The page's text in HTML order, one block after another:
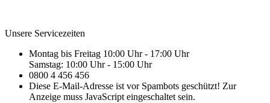
Unsere Servicezeiten
Montag bis Freitag 10:00 Uhr - 17:00 Uhr
Samstag: 10:00 Uhr - 15:00 Uhr
0800 4 456 456
Diese E-Mail-Adresse ist vor Spambots geschützt! Zur
Anzeige muss JavaScript eingeschaltet sein.